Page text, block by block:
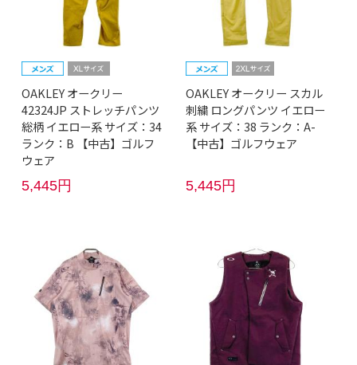
OAKLEY オークリー
42324JP ストレッチパンツ
総柄 イエロー系 サイズ：34
ランク：B 【中古】ゴルフ
ウェア
5,445円
OAKLEY オークリー スカル
刺繍 ロングパンツ イエロー
系 サイズ：38 ランク：A-
【中古】ゴルフウェア
5,445円